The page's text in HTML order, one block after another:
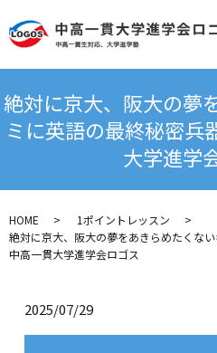
絶対に京大、阪大の夢
ミに英語の最終秘密兵
大学進学
HOME
1ポイントレッスン
絶対に京大、阪大の夢をあきらめたくな
中高一貫大学進学会ロゴス
2025/07/29